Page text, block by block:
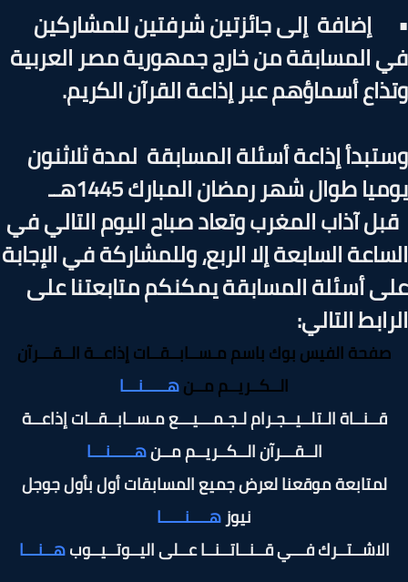
إضافة إلى جائزتين شرفتين للمشاركين
المسابقة من خارج جمهورية مصر العربية
أسماؤهم عبر إذاعة القرآن الكريم.
إذاعة أسئلة المسابقة لمدة ثلاثنون
طوال شهر رمضان المبارك 1445هــ
آذاب المغرب وتعاد صباح اليوم التالي في
السابعة إلا الربع، وللمشاركة في الإجابة
أسئلة المسابقة يمكنكم متابعتنا على
التالي:
صفحة الفيس بوك باسم مـســابــقــات إذاعــة الــقـــرآن
الــكــريــم مــنهـــــنـــا
قــنــاة الـتلــيــجـرام لـجـمـــيـــع مـســابــقــات إذاعــة
الــقـــرآن الــكــريــم مــنهـــــنـــا
لمتابعة موقعنا لعرض جميع المسابقات أول بأول جوجل
نيوزهــــنـــــا
الاشــتــرك فـــي قــنــاتــنــا عــلى اليــوتــيــوبهــنـــا